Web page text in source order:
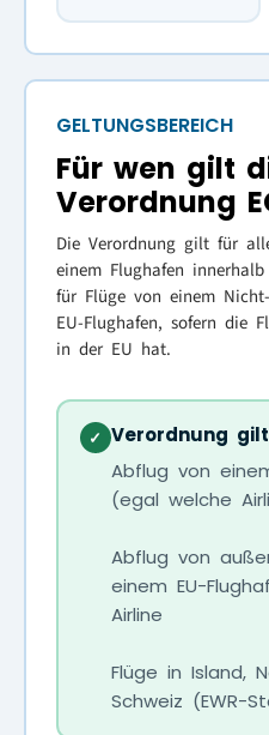
GELTUNGSBEREICH
Für wen gilt
Verordnung
Die Verordnung gilt für
einem Flughafen
für Flüge von einem
EU-Flughafen, sofern die
in der EU hat.
✓ Verordnung
Abflug von
(egal welche
Abflug von
einem EU-
Airline
Flüge in Island,
Schweiz (EWR-